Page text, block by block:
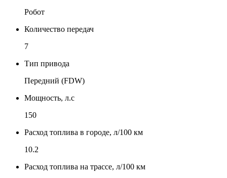
Робот
Количество передач
7
Тип привода
Передний (FDW)
Мощность, л.с
150
Расход топлива в городе, л/100 км
10.2
Расход топлива на трассе, л/100 км